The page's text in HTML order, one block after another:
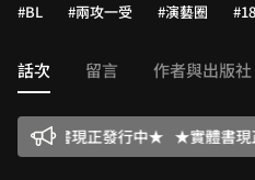
#BL #兩攻一受 #演藝圈
話次 留言 作者與出版社
體書現正發行中★ ★實體書現